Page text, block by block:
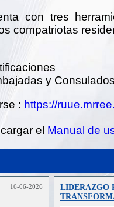
con tres
compatriotas
y Consulados
: https://
el Manual de
16-06-2026
LIDERAZGO